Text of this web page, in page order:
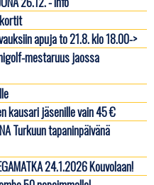
apuja to 21.8. klo 18.00->
mestaruus jaossa
kausari jäsenille vain 45 €
Turkuun tapaninpäivänä
24.1.2026 Kouvolaan!